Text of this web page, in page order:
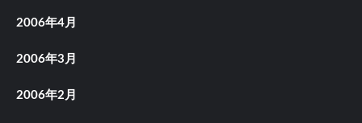
2006年4月
2006年3月
2006年2月